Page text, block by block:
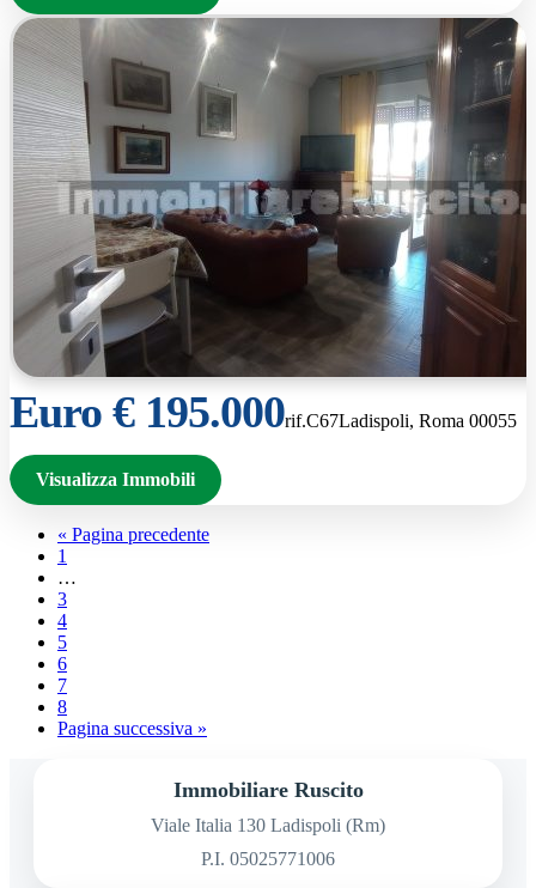
Euro € 195.000rif.C67Ladispoli, Roma 00055
Visualizza Immobili
« Pagina precedente
1
…
3
4
5
6
7
8
Pagina successiva »
Immobiliare Ruscito
Viale Italia 130 Ladispoli (Rm)
P.I. 05025771006